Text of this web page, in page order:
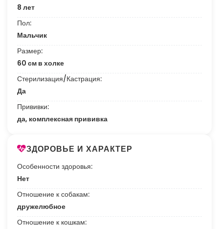
8 лет
Пол:
Мальчик
Размер:
60 см в холке
Стерилизация/Кастрация:
Да
Прививки:
да, комплексная прививка
ЗДОРОВЬЕ И ХАРАКТЕР
Особенности здоровья:
Нет
Отношение к собакам:
дружелюбное
Отношение к кошкам: